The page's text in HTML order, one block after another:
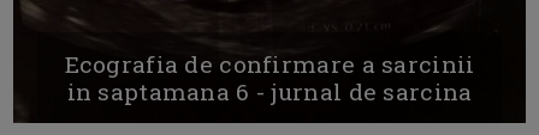
Ecografia de confirmare a sarcinii
in saptamana 6 - jurnal de sarcina